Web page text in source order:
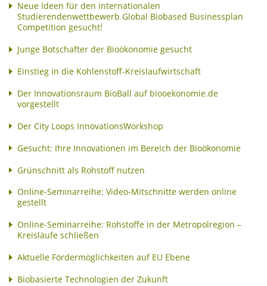
Neue Ideen für den internationalen
Studierendenwettbewerb Global Biobased Businessplan
Competition gesucht!
Junge Botschafter der Bioökonomie gesucht
Einstieg in die Kohlenstoff-Kreislaufwirtschaft
Der Innovationsraum BioBall auf biooekonomie.de
vorgestellt
Der City Loops InnovationsWorkshop
Gesucht: Ihre Innovationen im Bereich der Bioökonomie
Grünschnitt als Rohstoff nutzen
Online-Seminarreihe: Video-Mitschnitte werden online
gestellt
Online-Seminarreihe: Rohstoffe in der Metropolregion –
Kreisläufe schließen
Aktuelle Fördermöglichkeiten auf EU Ebene
Biobasierte Technologien der Zukunft